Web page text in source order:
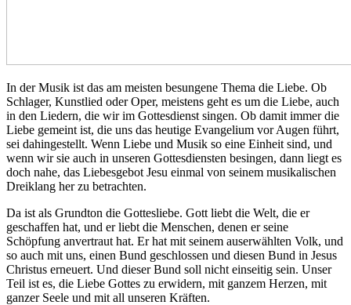
In der Musik ist das am meisten besungene Thema die Liebe. Ob
Schlager, Kunstlied oder Oper, meistens geht es um die Liebe, auch
in den Liedern, die wir im Gottesdienst singen. Ob damit immer die
Liebe gemeint ist, die uns das heutige Evangelium vor Augen führt,
sei dahingestellt. Wenn Liebe und Musik so eine Einheit sind, und
wenn wir sie auch in unseren Gottesdiensten besingen, dann liegt es
doch nahe, das Liebesgebot Jesu einmal von seinem musikalischen
Dreiklang her zu betrachten.
Da ist als Grundton die Gottesliebe. Gott liebt die Welt, die er
geschaffen hat, und er liebt die Menschen, denen er seine
Schöpfung anvertraut hat. Er hat mit seinem auserwählten Volk, und
so auch mit uns, einen Bund geschlossen und diesen Bund in Jesus
Christus erneuert. Und dieser Bund soll nicht einseitig sein. Unser
Teil ist es, die Liebe Gottes zu erwidern, mit ganzem Herzen, mit
ganzer Seele und mit all unseren Kräften.